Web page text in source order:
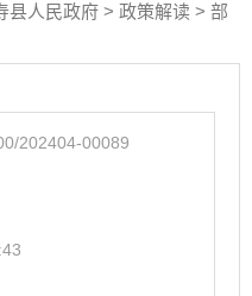
县人民政府 > 政策解读 > 部
202404-00089